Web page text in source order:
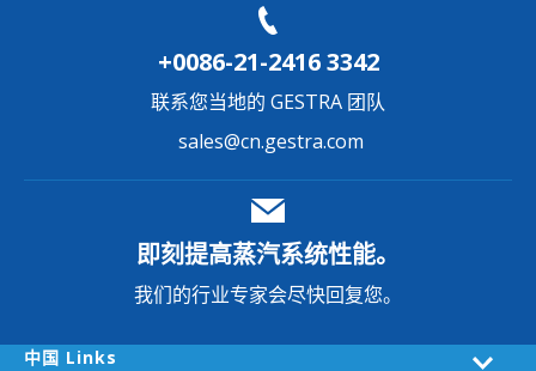
+0086-21-2416 3342
联系您当地的 GESTRA 团队
sales@cn.gestra.com
即刻提高蒸汽系统性能。
我们的行业专家会尽快回复您。
中国 Links